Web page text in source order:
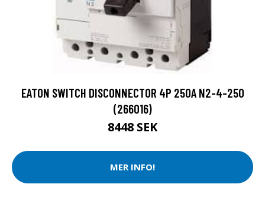
EATON SWITCH DISCONNECTOR 4P 250A N2-4-250
(266016)
8448 SEK
MER INFO!